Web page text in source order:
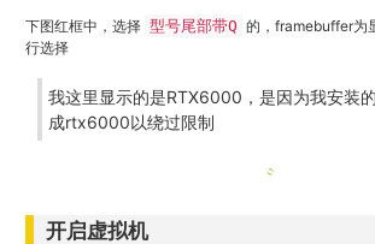
下图红框中，选择 型号尾部带Q 的，framebuffer为
行选择
我这里显示的是RTX6000，是因为我安装
成rtx6000以绕过限制
开启虚拟机